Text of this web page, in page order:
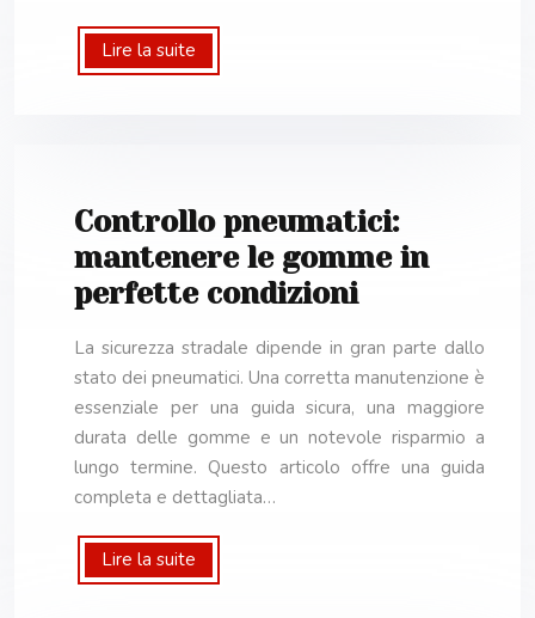
Lire la suite
Controllo pneumatici:
mantenere le gomme in
perfette condizioni
La sicurezza stradale dipende in gran parte dallo
stato dei pneumatici. Una corretta manutenzione è
essenziale per una guida sicura, una maggiore
durata delle gomme e un notevole risparmio a
lungo termine. Questo articolo offre una guida
completa e dettagliata…
Lire la suite